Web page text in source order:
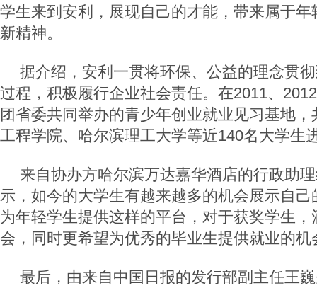
学生来到安利，展现自己的才能，带来属于
新精神。
据介绍，安利一贯将环保、公益的理念贯
过程，积极履行企业社会责任。在2011、
团省委共同举办的青少年创业就业见习基地
工程学院、哈尔滨理工大学等近140名大学生
来自协办方哈尔滨万达嘉华酒店的行政助
示，如今的大学生有越来越多的机会展示自
为年轻学生提供这样的平台，对于获奖学生
会，同时更希望为优秀的毕业生提供就业的机
最后，由来自中国日报的发行部副主任王